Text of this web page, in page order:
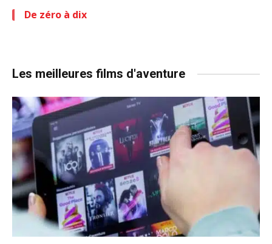
De zéro à dix
Les meilleures films d'aventure